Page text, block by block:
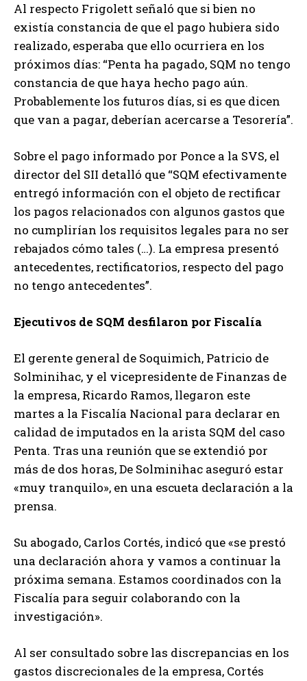
Al respecto Frigolett señaló que si bien no
existía constancia de que el pago hubiera sido
realizado, esperaba que ello ocurriera en los
próximos días: “Penta ha pagado, SQM no tengo
constancia de que haya hecho pago aún.
Probablemente los futuros días, si es que dicen
que van a pagar, deberían acercarse a Tesorería”.
Sobre el pago informado por Ponce a la SVS, el
director del SII detalló que “SQM efectivamente
entregó información con el objeto de rectificar
los pagos relacionados con algunos gastos que
no cumplirían los requisitos legales para no ser
rebajados cómo tales (…). La empresa presentó
antecedentes, rectificatorios, respecto del pago
no tengo antecedentes”.
Ejecutivos de SQM desfilaron por Fiscalía
El gerente general de Soquimich, Patricio de
Solminihac, y el vicepresidente de Finanzas de
la empresa, Ricardo Ramos, llegaron este
martes a la Fiscalía Nacional para declarar en
calidad de imputados en la arista SQM del caso
Penta. Tras una reunión que se extendió por
más de dos horas, De Solminihac aseguró estar
«muy tranquilo», en una escueta declaración a la
prensa.
Su abogado, Carlos Cortés, indicó que «se prestó
una declaración ahora y vamos a continuar la
próxima semana. Estamos coordinados con la
Fiscalía para seguir colaborando con la
investigación».
Al ser consultado sobre las discrepancias en los
gastos discrecionales de la empresa, Cortés